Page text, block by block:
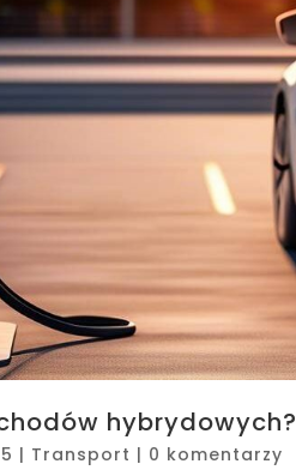
hybrydowych?
| Transport | 0 komentarzy